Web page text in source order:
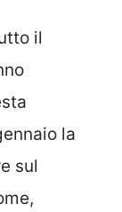
il
la
sul